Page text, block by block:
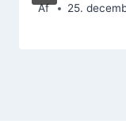
Af 25.